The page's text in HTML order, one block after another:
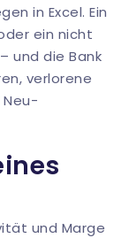
in Excel. Ein
ein nicht
und die Bank
verlorene
Neu-
und Marge